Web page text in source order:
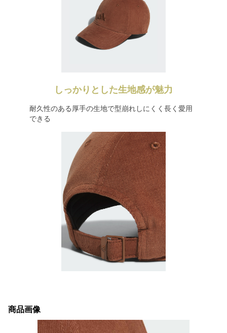
しっかりとした生地感が魅力
耐久性のある厚手の生地で型崩れしにくく長く愛用
できる
商品画像